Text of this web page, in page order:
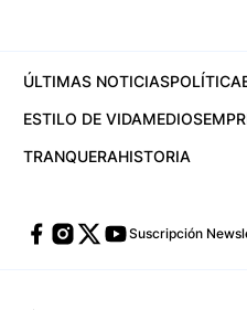
ÚLTIMAS NOTICIASPOLÍTICA
ESTILO DE VIDAMEDIOS
TRANQUERAHISTORIA
Suscripción